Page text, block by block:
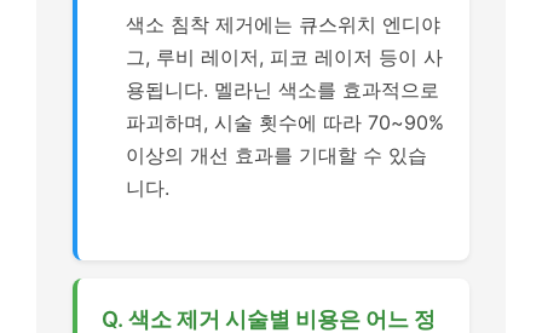
색소 침착 제거에는 큐스위치 엔디야
그, 루비 레이저, 피코 레이저 등이 사
용됩니다. 멜라닌 색소를 효과적으로
파괴하며, 시술 횟수에 따라 70~90%
이상의 개선 효과를 기대할 수 있습
니다.
Q. 색소 제거 시술별 비용은 어느 정